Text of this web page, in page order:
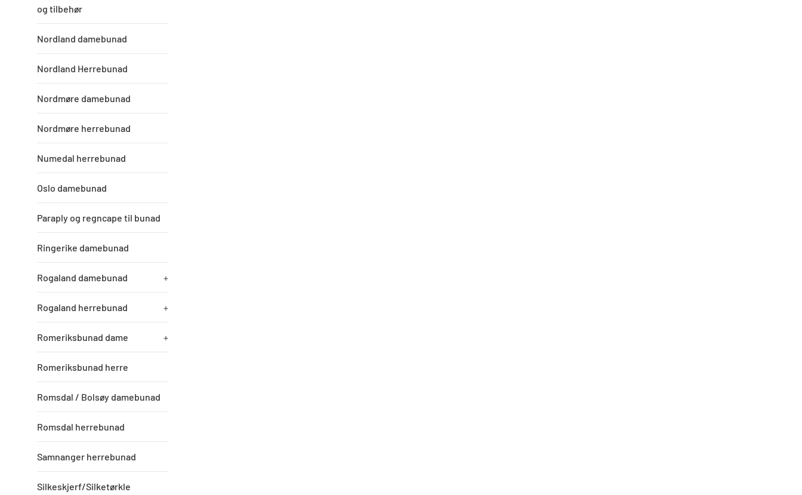
og tilbehør
Nordland damebunad
Nordland Herrebunad
Nordmøre damebunad
Nordmøre herrebunad
Numedal herrebunad
Oslo damebunad
Paraply og regncape til bunad
Ringerike damebunad
Rogaland damebunad +
Rogaland herrebunad +
Romeriksbunad dame +
Romeriksbunad herre
Romsdal / Bolsøy damebunad
Romsdal herrebunad
Samnanger herrebunad
Silkeskjerf/Silketørkle